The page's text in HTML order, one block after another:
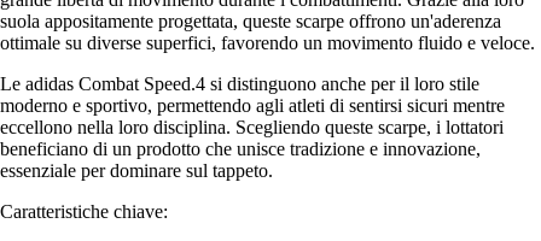
suola appositamente progettata, queste scarpe offrono un'aderenza
ottimale su diverse superfici, favorendo un movimento fluido e veloce.
Le adidas Combat Speed.4 si distinguono anche per il loro stile
moderno e sportivo, permettendo agli atleti di sentirsi sicuri mentre
eccellono nella loro disciplina. Scegliendo queste scarpe, i lottatori
beneficiano di un prodotto che unisce tradizione e innovazione,
essenziale per dominare sul tappeto.
Caratteristiche chiave: